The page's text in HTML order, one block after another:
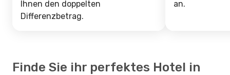
Ihnen den doppelten
Differenzbetrag.
an.
Finde Sie ihr perfektes Hotel in